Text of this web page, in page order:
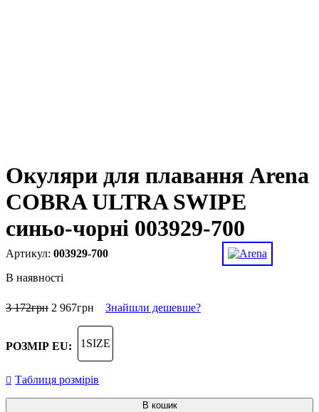
Окуляри для плавання Arena
COBRA ULTRA SWIPE
синьо-чорні 003929-700
003929-700
В наявності
3 172грн 2 967грн Знайшли дешевше?
РОЗМІР EU: 1SIZE
Таблиця розмірів
В кошик